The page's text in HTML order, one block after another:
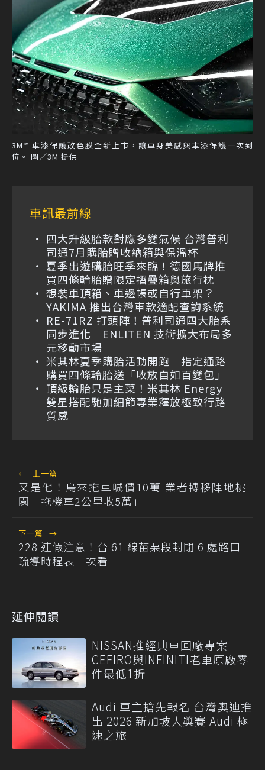
3M™ 車漆保護改色膜全新上市，讓車身美感與車漆保護一次到
位。 圖／3M 提供
車訊最前線
四大升級胎款對應多變氣候 台灣普利
司通7月購胎贈收納箱與保溫杯
夏季出遊購胎旺季來臨！德國馬牌推
買四條輪胎贈限定摺疊箱與旅行枕
想裝車頂箱、車邊帳或自行車架？
YAKIMA 推出台灣車款適配查詢系統
RE-71RZ 打頭陣！普利司通四大胎系
同步進化 ENLITEN 技術擴大布局多
元移動市場
米其林夏季購胎活動開跑 指定通路
購買四條輪胎送「收放自如百變包」
頂級輪胎只是主菜！米其林 Energy
雙星搭配馳加細節專業釋放極致行路
質感
← 上一篇
又是他！烏來拖車喊價10萬 業者轉移陣地桃
園「拖機車2公里收5萬」
下一篇 →
228 連假注意！台 61 線苗栗段封閉 6 處路口
疏導時程表一次看
延伸閱讀
NISSAN推經典車回廠專案
CEFIRO與INFINITI老車原廠零
件最低1折
Audi 車主搶先報名 台灣奧迪推
出 2026 新加坡大獎賽 Audi 極
速之旅